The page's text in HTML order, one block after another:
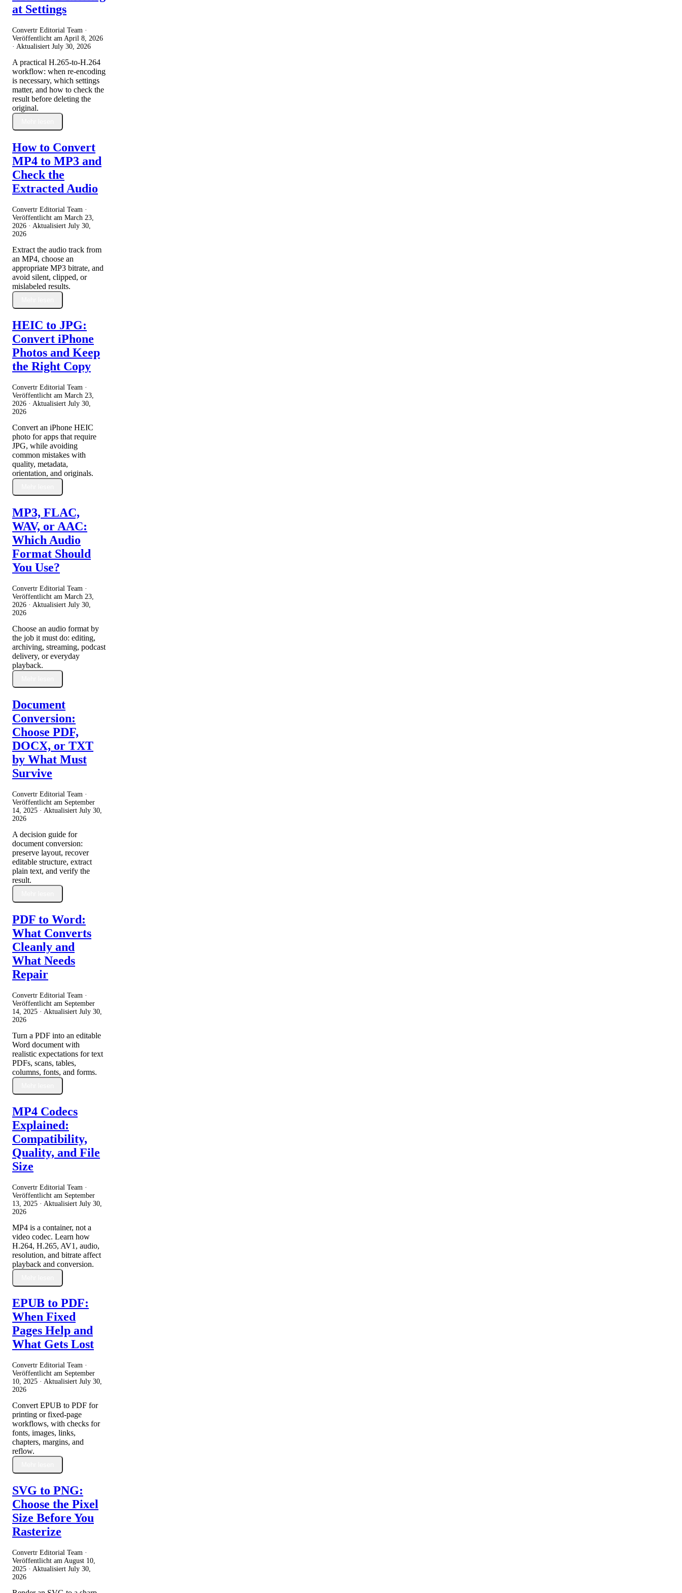
at Settings
Convertr Editorial Team ·
Veröffentlicht am April 8, 2026
· Aktualisiert July 30, 2026
A practical H.265-to-H.264
workflow: when re-encoding
is necessary, which settings
matter, and how to check the
result before deleting the
original.
How to Convert
MP4 to MP3 and
Check the
Extracted Audio
Convertr Editorial Team ·
Veröffentlicht am March 23,
2026 · Aktualisiert July 30,
2026
Extract the audio track from
an MP4, choose an
appropriate MP3 bitrate, and
avoid silent, clipped, or
mislabeled results.
HEIC to JPG:
Convert iPhone
Photos and Keep
the Right Copy
Convertr Editorial Team ·
Veröffentlicht am March 23,
2026 · Aktualisiert July 30,
2026
Convert an iPhone HEIC
photo for apps that require
JPG, while avoiding
common mistakes with
quality, metadata,
orientation, and originals.
MP3, FLAC,
WAV, or AAC:
Which Audio
Format Should
You Use?
Convertr Editorial Team ·
Veröffentlicht am March 23,
2026 · Aktualisiert July 30,
2026
Choose an audio format by
the job it must do: editing,
archiving, streaming, podcast
delivery, or everyday
playback.
Document
Conversion:
Choose PDF,
DOCX, or TXT
by What Must
Survive
Convertr Editorial Team ·
Veröffentlicht am September
14, 2025 · Aktualisiert July 30,
2026
A decision guide for
document conversion:
preserve layout, recover
editable structure, extract
plain text, and verify the
result.
PDF to Word:
What Converts
Cleanly and
What Needs
Repair
Convertr Editorial Team ·
Veröffentlicht am September
14, 2025 · Aktualisiert July 30,
2026
Turn a PDF into an editable
Word document with
realistic expectations for text
PDFs, scans, tables,
columns, fonts, and forms.
MP4 Codecs
Explained:
Compatibility,
Quality, and File
Size
Convertr Editorial Team ·
Veröffentlicht am September
13, 2025 · Aktualisiert July 30,
2026
MP4 is a container, not a
video codec. Learn how
H.264, H.265, AV1, audio,
resolution, and bitrate affect
playback and conversion.
EPUB to PDF:
When Fixed
Pages Help and
What Gets Lost
Convertr Editorial Team ·
Veröffentlicht am September
10, 2025 · Aktualisiert July 30,
2026
Convert EPUB to PDF for
printing or fixed-page
workflows, with checks for
fonts, images, links,
chapters, margins, and
reflow.
SVG to PNG:
Choose the Pixel
Size Before You
Rasterize
Convertr Editorial Team ·
Veröffentlicht am August 10,
2025 · Aktualisiert July 30,
2026